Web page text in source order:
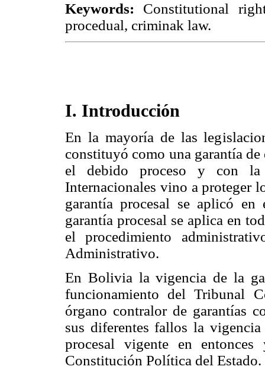
Keywords: Constitutional
procedual, criminak law.
I. Introducción
En la mayoría de las
constituyó como una garantía
el debido proceso y con la
Internacionales vino a proteger
garantía procesal se aplicó
garantía procesal se aplica en
el procedimiento
Administrativo.
En Bolivia la vigencia de la
funcionamiento del Tribunal
órgano contralor de garantías
sus diferentes fallos la
procesal vigente en
Constitución Política del Estado.